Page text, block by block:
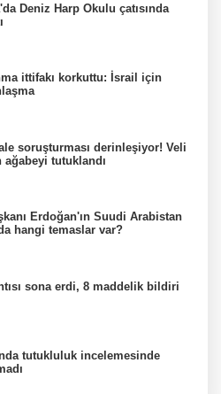
Deniz Harp Okulu çatısında
ittifakı korkuttu: İsrail için
soruşturması derinleşiyor! Veli
ağabeyi tutuklandı
Erdoğan'ın Suudi Arabistan
hangi temaslar var?
sona erdi, 8 maddelik bildiri
tutukluluk incelemesinde